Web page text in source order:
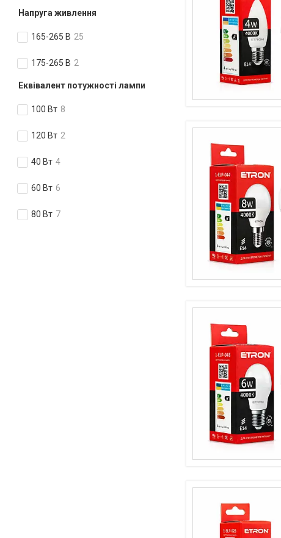
Напруга живлення
165-265 В 25
175-265 В 2
Еквівалент потужності лампи
100 Вт 8
120 Вт 2
40 Вт 4
60 Вт 6
80 Вт 7